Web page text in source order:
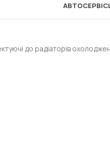
АВТОСЕРВІС
до радіаторів